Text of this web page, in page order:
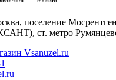
, поселение
ст. метро
Vsanuzel.ru